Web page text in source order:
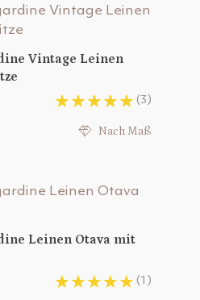
Vintage Leinen
(3)
Nach Maß
Leinen Otava mit
(1)